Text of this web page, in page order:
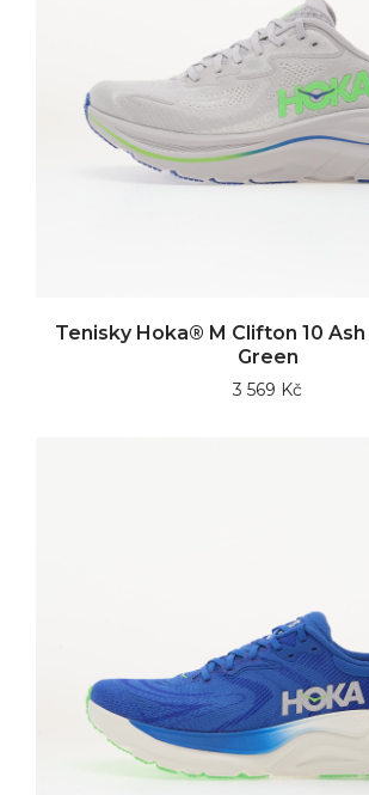
Tenisky Hoka® M Clifton 10
Green
3 569 Kč